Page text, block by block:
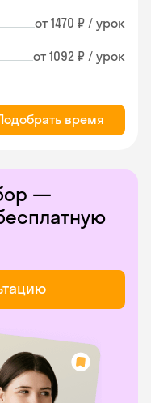
от 1470 ₽ / урок
от 1092 ₽ / урок
время
—